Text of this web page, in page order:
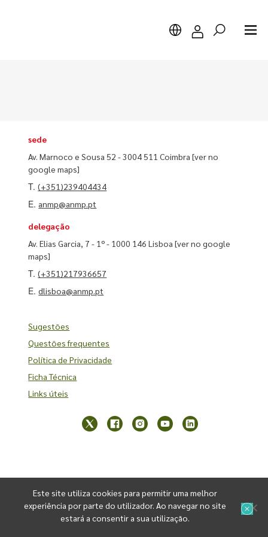
sede
Av. Marnoco e Sousa 52 - 3004 511 Coimbra[ver no
google maps]
T.(+351)239404434
E. anmp@anmp.pt
delegação
Av. Elias Garcia, 7 - 1º - 1000 146 Lisboa[ver no google
maps]
T.(+351)217936657
E.dlisboa@anmp.pt
Sugestões
Questões frequentes
Política de Privacidade
Ficha Técnica
Links úteis
Este site utiliza cookies para permitir uma melhor
experiência por parte do utilizador. Ao navegar no site
estará a consentir a sua utilização.